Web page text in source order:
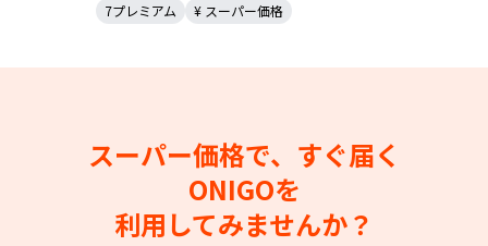
7プレミアム ¥ スーパー価格
スーパー価格で、すぐ届く
ONIGOを
利用してみませんか？